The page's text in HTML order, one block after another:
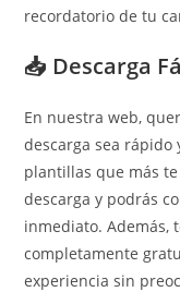
recordatorio de tu
📥 Descarga
En nuestra web,
descarga sea rápido
plantillas que más
descarga y podrás
inmediato. Además,
completamente
experiencia sin